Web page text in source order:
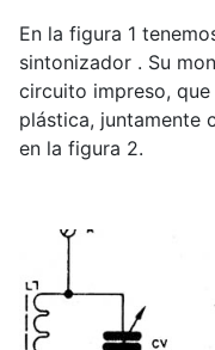
En la figura 1
sintonizador . Su
circuito impreso,
plástica, juntamente
en la figura 2.